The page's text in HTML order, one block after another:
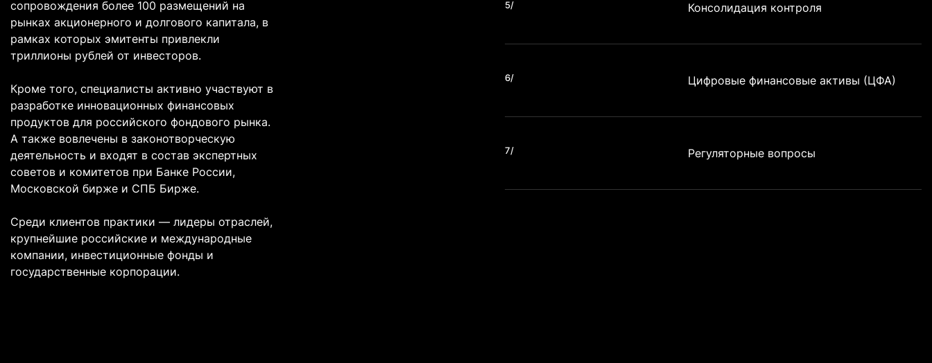
сопровождения более 100 размещений на
рынках акционерного и долгового капитала, в
рамках которых эмитенты привлекли
триллионы рублей от инвесторов.
Кроме того, специалисты активно участвуют в
разработке инновационных финансовых
продуктов для российского фондового рынка.
А также вовлечены в законотворческую
деятельность и входят в состав экспертных
советов и комитетов при Банке России,
Московской бирже и СПБ Бирже.
Среди клиентов практики — лидеры отраслей,
крупнейшие российские и международные
компании, инвестиционные фонды и
государственные корпорации.
5/ Консолидация контроля
6/ Цифровые финансовые активы (ЦФА)
7/ Регуляторные вопросы